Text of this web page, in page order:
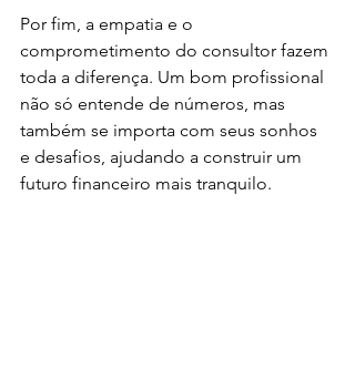
Por fim, a empatia e o
comprometimento do consultor fazem
toda a diferença. Um bom profissional
não só entende de números, mas
também se importa com seus sonhos
e desafios, ajudando a construir um
futuro financeiro mais tranquilo.